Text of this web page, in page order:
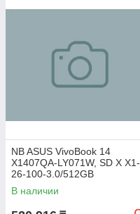
NB ASUS VivoBook 14
X1407QA-LY071W, SD X X1-
26-100-3.0/512GB
SSD/16GB/14" WUXGA,
WIN11
В наличии